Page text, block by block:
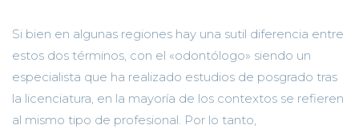
Si bien en algunas regiones hay una sutil diferencia entre
estos dos términos, con el «odontólogo» siendo un
especialista que ha realizado estudios de posgrado tras
la licenciatura, en la mayoría de los contextos se refieren
al mismo tipo de profesional. Por lo tanto,